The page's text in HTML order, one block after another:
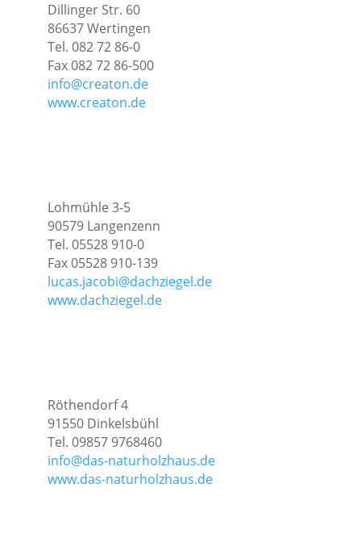
Dillinger Str. 60
86637 Wertingen
Tel. 082 72 86-0
Fax 082 72 86-500
info@creaton.de
www.creaton.de
Lohmühle 3-5
90579 Langenzenn
Tel. 05528 910-0
Fax 05528 910-139
lucas.jacobi@dachziegel.de
www.dachziegel.de
Röthendorf 4
91550 Dinkelsbühl
Tel. 09857 9768460
info@das-naturholzhaus.de
www.das-naturholzhaus.de